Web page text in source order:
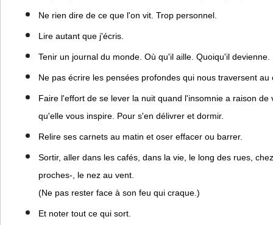
Ne rien dire de ce que l'on vit. Trop personnel.
Lire autant que j'écris.
Tenir un journal du monde. Où qu'il aille. Quoiqu'il devienne.
Ne pas écrire les pensées profondes qui nous traversent au
Faire l'effort de se lever la nuit quand l'insomnie a raison de
qu'elle vous inspire. Pour s'en délivrer et dormir.
Relire ses carnets au matin et oser effacer ou barrer.
Sortir, aller dans les cafés, dans la vie, le long des rues,
proches-, le nez au vent.
(Ne pas rester face à son feu qui craque.)
Et noter tout ce qui sort.